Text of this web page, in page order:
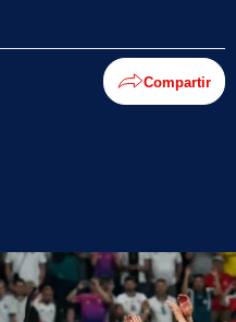
Compartir